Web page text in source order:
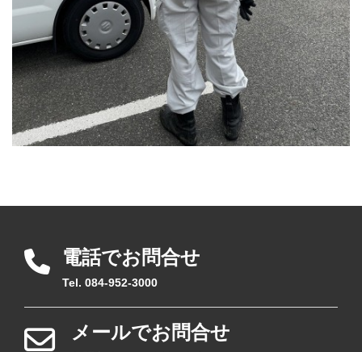
電話でお問合せ
Tel. 084-952-3000
メールでお問合せ